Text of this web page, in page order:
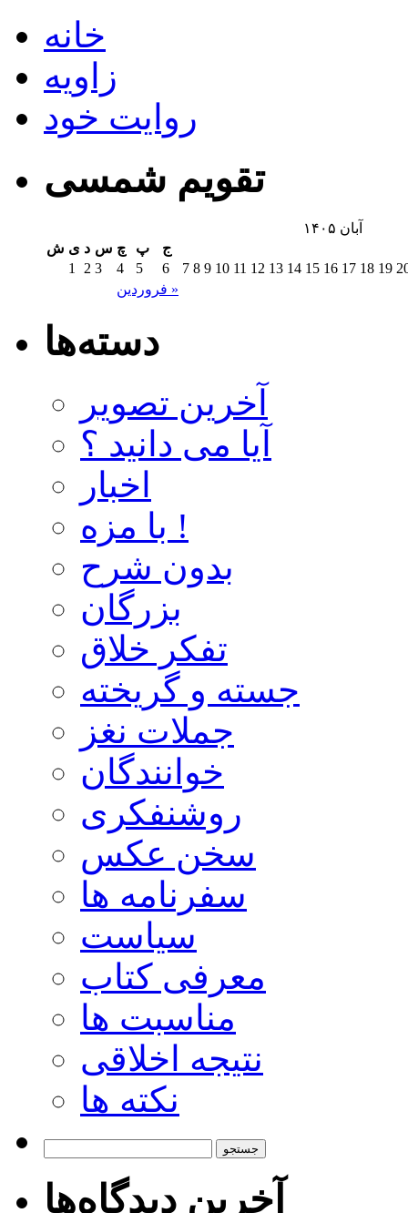
خانه
زاویه
روایت خود
تقویم شمسی
آبان ۱۴۰۵
ش ی د س چ پ ج
فروردین »
1 2 3 4 5 6 7 8 9 10 11 12 13 14 15 16 17 18 19
دسته‌ها
آخرین تصویر
آیا می دانید ؟
اخبار
با مزه !
بدون شرح
بزرگان
تفکر خلاق
جسته و گریخته
جملات نغز
خوانندگان
روشنفکری
سخن عکس
سفرنامه ها
سیاست
معرفی کتاب
مناسبت ها
نتیجه اخلاقی
نکته ها
آخرین دیدگاه‌ها